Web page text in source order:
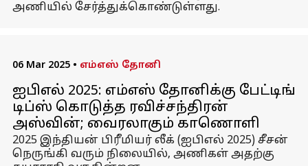
அணியில் சேர்த்துக்கொண்டுள்ளது.
06 Mar 2025 • எம்எஸ் தோனி
ஐபிஎல் 2025: எம்எஸ் தோனிக்கு பேட்டிங்
டிப்ஸ் கொடுத்த ரவிச்சந்திரன்
அஸ்வின்; வைரலாகும் காணொளி
2025 இந்தியன் பிரீமியர் லீக் (ஐபிஎல் 2025) சீசன்
நெருங்கி வரும் நிலையில், அணிகள் அதற்கு